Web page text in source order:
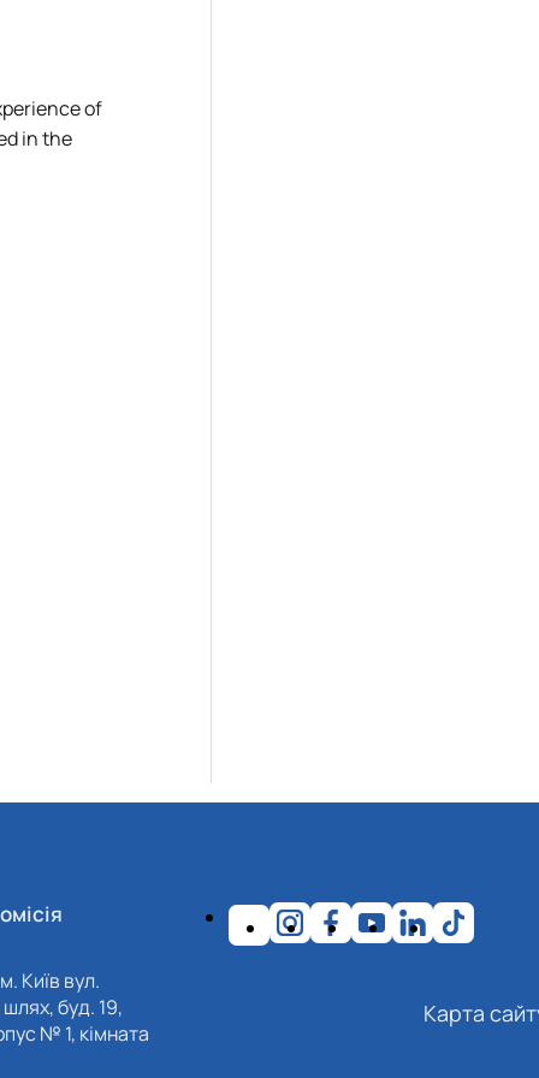
of
in the
Київ вул.
шлях, буд. 19,
№ 1, кімната
Карта